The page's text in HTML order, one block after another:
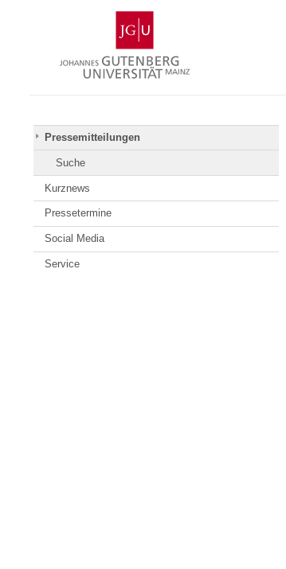
Gutenberg-
Universität
Mainz
Pressemitteilungen
Suche
Kurznews
Pressetermine
Social Media
Service